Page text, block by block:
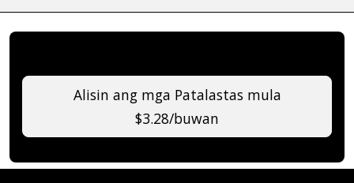
Alisin ang mga Patalastas mula
$3.28/buwan